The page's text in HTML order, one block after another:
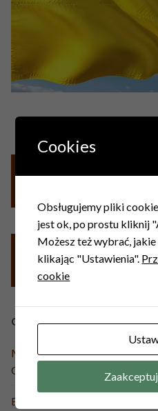
OSTATNIE WPISY
Misje Święte przed
Częstochowskiej 23-30.08 r.
Boże Ciało 2026
Cookies
Obsługujemy pliki
jest ok, po prostu kliknij
Możesz też wybrać,
klikając "Ustawienia".
cookie